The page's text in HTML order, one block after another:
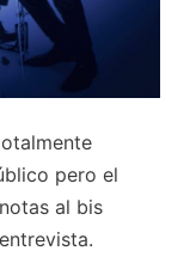
pero el
al bis